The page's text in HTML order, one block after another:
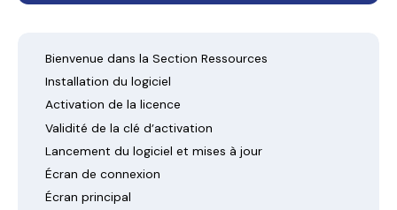
Bienvenue dans la Section Ressources
Installation du logiciel
Activation de la licence
Validité de la clé d’activation
Lancement du logiciel et mises à jour
Écran de connexion
Écran principal